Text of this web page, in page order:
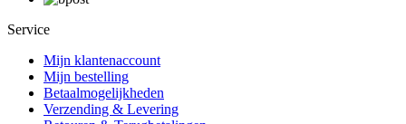
Service
Mijn klantenaccount
Mijn bestelling
Betaalmogelijkheden
Verzending & Levering